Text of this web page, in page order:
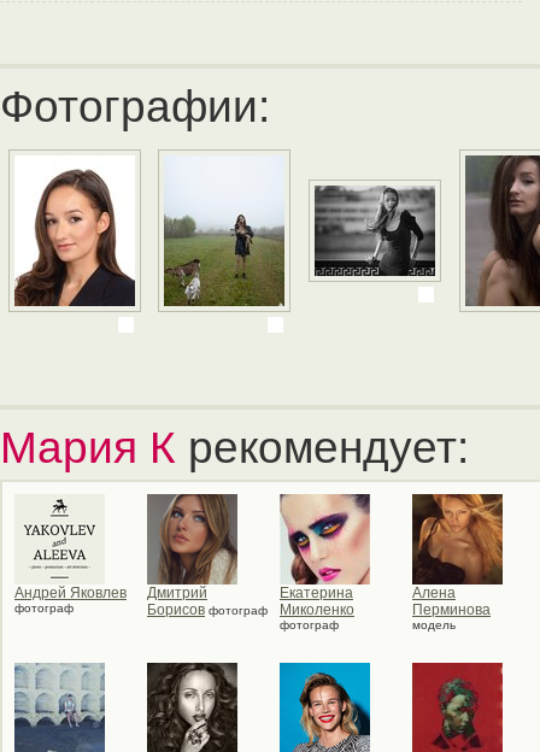
Фотографии:
Мария К рекомендует:
Андрей Яковлев
фотограф
Дмитрий
Борисов фотограф
Екатерина
Миколенко
фотограф
Алена
Перминова
модель